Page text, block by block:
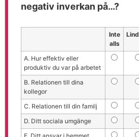
negativ inverkan på…?
Inte
alls
A. Hur effektiv eller
produktiv du var på arbetet
B. Relationen till dina
kollegor
C. Relationen till din familj
D. Ditt sociala umgänge